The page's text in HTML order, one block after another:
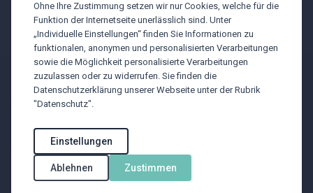
24/7-Erreichbarkeit
BTU Newsletter
Mit unserem Newsletter wollen wir Sie
über reisespezifische
Branchenthemen informieren
Ohne Ihre Zustimmung setzen wir nur Cookies, welche für die
Funktion der Internetseite unerlässlich sind. Unter
„Individuelle Einstellungen“ finden Sie Informationen zu
funktionalen, anonymen und personalisierten Verarbeitungen
sowie die Möglichkeit personalisierte Verarbeitungen
zuzulassen oder zu widerrufen. Sie finden die
Datenschutzerklärung unserer Webseite unter der Rubrik
"Datenschutz".
Einstellungen
Ablehnen Zustimmen